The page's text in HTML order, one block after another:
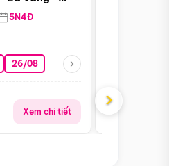
09/09
5N4Đ
26/08
Xem chi tiết
Giá từ:
›